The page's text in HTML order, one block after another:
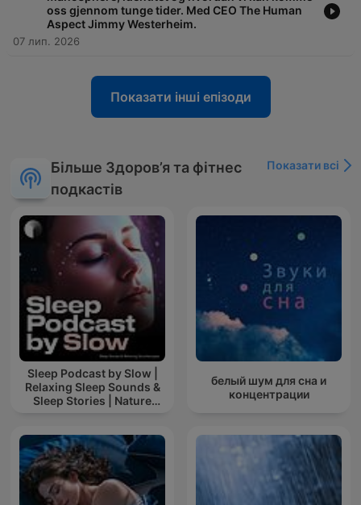
oss gjennom tunge tider. Med CEO The Human
Aspect Jimmy Westerheim.
07 лип. 2026
Показати інші епізоди
Більше Здоров’я та фітнес
подкастів
Показати всі
Sleep Podcast by Slow |
Relaxing Sleep Sounds &
Sleep Stories | Nature
белый шум для сна и
концентрации